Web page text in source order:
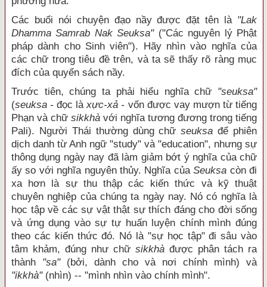
Các buổi nói chuyện đạo nầy được đặt tên là "Lak
Dhamma Samrab Nak Seuksa" ("Các nguyên lý Phật
pháp dành cho Sinh viên"). Hãy nhìn vào nghĩa của
các chữ trong tiêu đề trên, và ta sẽ thấy rõ ràng mục
đích của quyển sách nầy.
Trước tiên, chúng ta phải hiểu nghĩa chữ "seuksa"
(seuksa -đọc làxực-xả - vốn được vay mượn từ tiếng
Phạn và chữ sikkhà với nghĩa tương đương trong tiếng
Pali). Người Thái thường dùng chữseuksađể phiên
dịch danh từ Anh ngữ "study" và "education", nhưng sự
thông dụng ngày nay đã làm giảm bớt ý nghĩa của chữ
ấy so với nghĩa nguyên thủy. Nghĩa củaSeuksa còn đi
xa hơn là sự thu thập các kiến thức và kỹ thuật
chuyên nghiệp của chúng ta ngày nay. Nó có nghĩa là
học tập về các sự vật thật sự thích đáng cho đời sống
và ứng dụng vào sự tự huấn luyện chính mình đúng
theo các kiến thức đó. Nó là "sự học tập" đi sâu vào
tâm khảm, đúng như chữ sikkhà được phân tách ra
thành "sa" (bởi, dành cho và nơi chính mình) và
"ikkhà"(nhìn) -- "mình nhìn vào chính mình".